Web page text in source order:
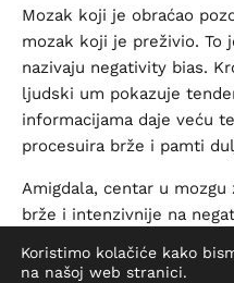
Mozak koji je obraćao
mozak koji je preživio. To
nazivaju negativity bias.
ljudski um pokazuje
informacijama daje veću
procesuira brže i pamti
Amigdala, centar u
brže i intenzivnije na
amigdalu unutar
Koristimo kolačiće kako
na našoj web stranici.